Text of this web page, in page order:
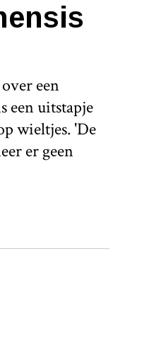
een
een uitstapje
wieltjes. 'De
er geen